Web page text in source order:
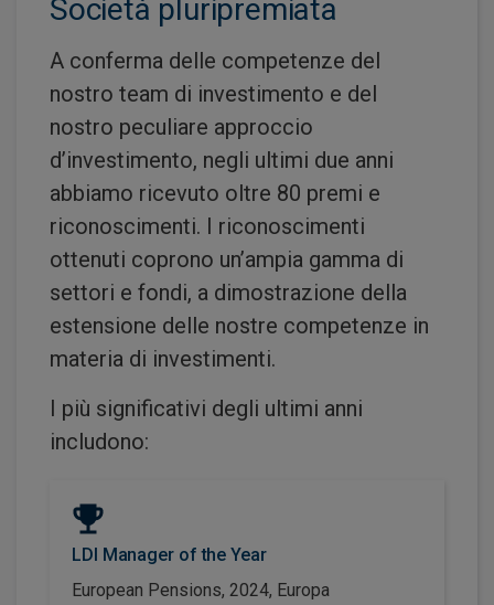
Società pluripremiata
A conferma delle competenze del
nostro team di investimento e del
nostro peculiare approccio
d’investimento, negli ultimi due anni
abbiamo ricevuto oltre 80 premi e
riconoscimenti. I riconoscimenti
ottenuti coprono un’ampia gamma di
settori e fondi, a dimostrazione della
estensione delle nostre competenze in
materia di investimenti.
I più significativi degli ultimi anni
includono:
LDI Manager of the Year
European Pensions, 2024, Europa